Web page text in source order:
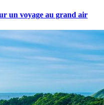
un voyage au grand air